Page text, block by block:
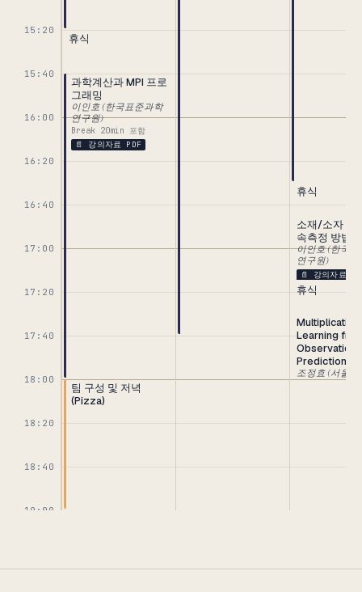
15:20
15:40
16:00
16:20
16:40
17:00
17:20
17:40
18:00
18:20
18:40
19:00
휴식
과학계산과 MPI 프로
그래밍
이인호 (한국표준과학
연구원)
Break 20min 포함
📄 강의자료 PDF
팀 구성 및 저녁
(Pizza)
휴식
소재/소자 설
속측정 방법
이인호 (한국표
연구원)
📄 강의자료
휴식
Multiplicative
Learning
Observation-
Prediction
조정효 (서울대)